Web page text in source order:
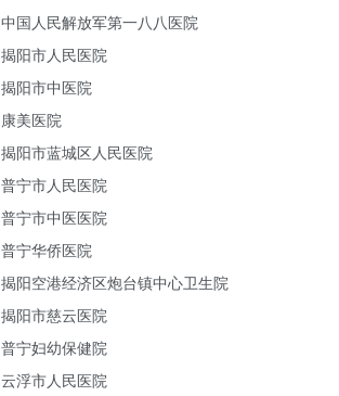
中国人民解放军第一八八医院
揭阳市人民医院
揭阳市中医院
康美医院
揭阳市蓝城区人民医院
普宁市人民医院
普宁市中医医院
普宁华侨医院
揭阳空港经济区炮台镇中心卫生院
揭阳市慈云医院
普宁妇幼保健院
云浮市人民医院